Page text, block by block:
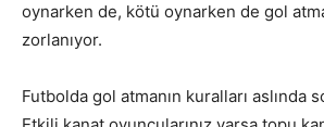
oynarken de, kötü oynarken de gol
zorlanıyor.
Futbolda gol atmanın kuralları aslında